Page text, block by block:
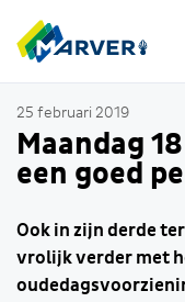
25 februari 2019
Maandag
een goed
Ook in zijn derde
vrolijk verder met